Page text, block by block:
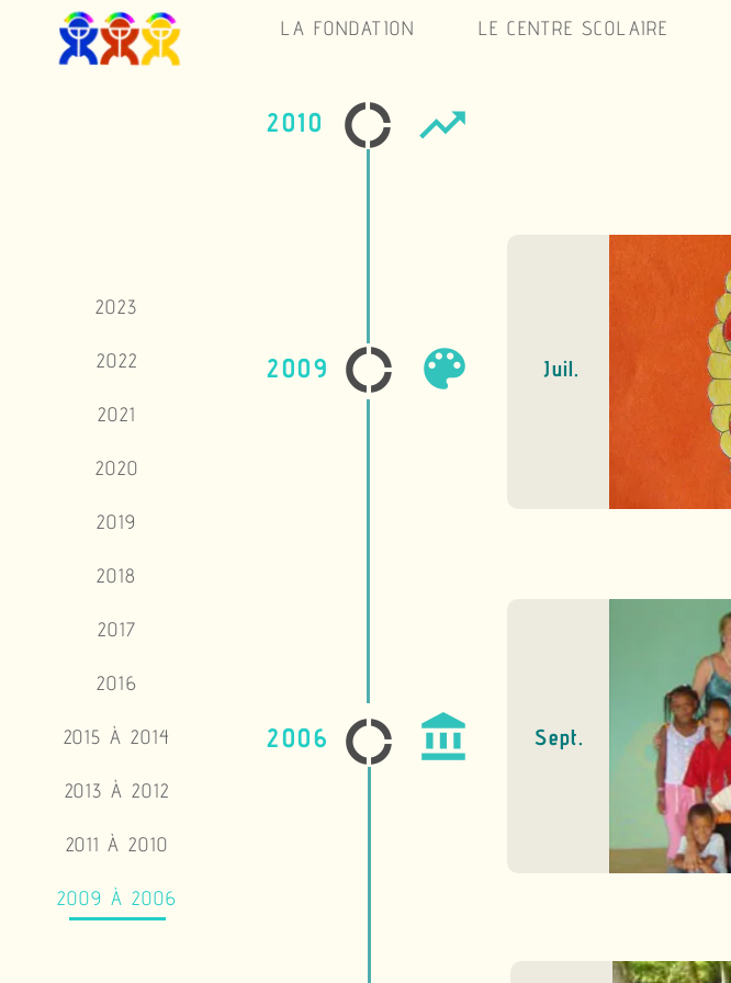
2023
2022
2021
2020
2019
2018
2017
2016
2015 À 2014
2013 À 2012
2011 À 2010
2009 À 2006
LA FONDATION LE CENTRE SCOLAIRE
2010 donut_large trending_up
2009 color_lens
donut_large Juil.
2006 account_balance Sept.
donut_large